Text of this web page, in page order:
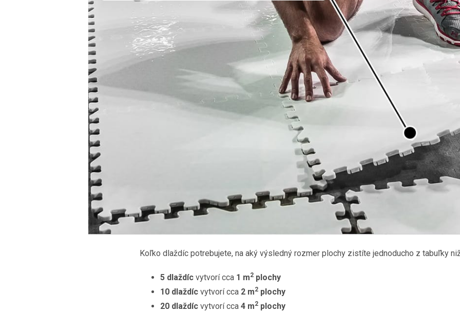
Koľko dlaždíc potrebujete, na aký výsledný rozmer plochy zistíte jednoducho z tabuľky
5 dlaždíc vytvorí cca 1 m2 plochy
10 dlaždíc vytvorí cca 2 m2 plochy
20 dlaždíc vytvorí cca 4 m2 plochy